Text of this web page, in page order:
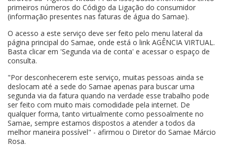
primeiros números do Código da Ligação do consumidor
(informação presentes nas faturas de água do Samae).
O acesso a este serviço deve ser feito pelo menu lateral da
página principal do Samae, onde está o link AGÊNCIA VIRTUAL.
Basta clicar em 'Segunda via de conta' e acessar o espaço de
consulta.
"Por desconhecerem este serviço, muitas pessoas ainda se
deslocam até a sede do Samae apenas para buscar uma
segunda via da fatura quando na verdade esse trabalho pode
ser feito com muito mais comodidade pela internet. De
qualquer forma, tanto virtualmente como pessoalmente no
Samae, sempre estamos dispostos a atender a todos da
melhor maneira possível" - afirmou o Diretor do Samae Márcio
Rosa.